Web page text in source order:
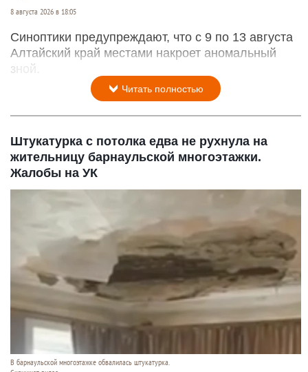
8 августа 2026 в 18:05
Синоптики предупреждают, что с 9 по 13 августа
Алтайский край местами накроет аномальный
зной.
Читать полностью
Штукатурка с потолка едва не рухнула на
жительницу барнаульской многоэтажки.
Жалобы на УК
В барнаульской многоэтажке обвалилась штукатурка.